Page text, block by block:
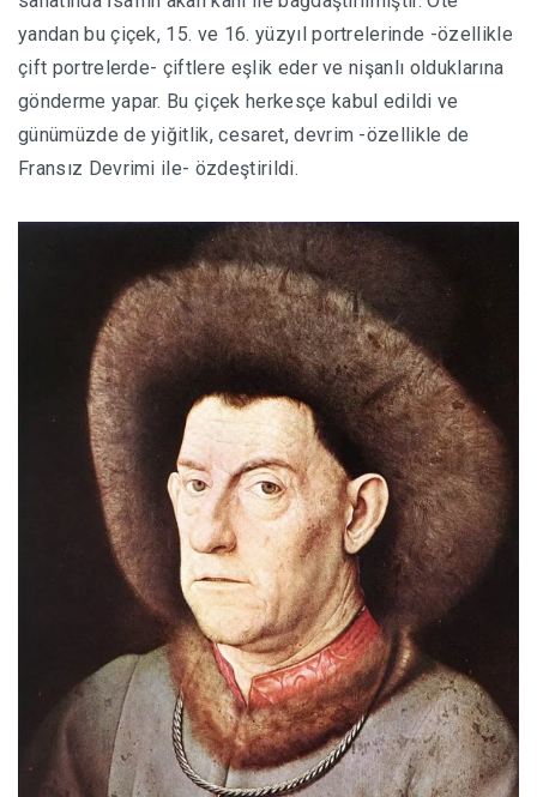
yandan bu çiçek, 15. ve 16. yüzyıl portrelerinde -özellikle
çift portrelerde- çiftlere eşlik eder ve nişanlı olduklarına
gönderme yapar. Bu çiçek herkesçe kabul edildi ve
günümüzde de yiğitlik, cesaret, devrim -özellikle de
Fransız Devrimi ile- özdeştirildi.